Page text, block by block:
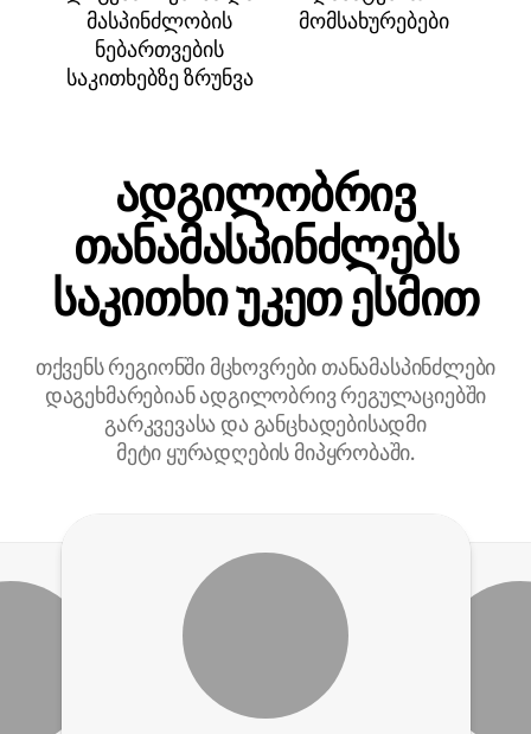
მასპინძლობის
ნებართვების
საკითხებზე ზრუნვა
მომსახურებები
ადგილობრივ
თანამასპინძლებს
საკითხი უკეთ ესმით
თქვენს რეგიონში მცხოვრები თანამასპინძლები
დაგეხმარებიან ადგილობრივ რეგულაციებში
გარკვევასა და განცხადებისადმი
მეტი ყურადღების მიპყრობაში.